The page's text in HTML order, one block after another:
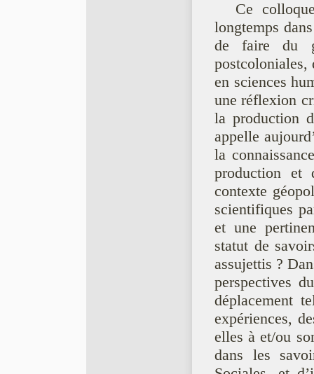
Ce
longtemps
de faire du
postcoloniales,
en sciences
une réflexion
la production
appelle
la
production et
contexte
scientifiques
et une
statut de
assujettis ?
perspectives
déplacement
expériences,
elles à et/ou
dans les